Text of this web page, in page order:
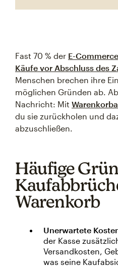
Fast 70 % der E-Commerce
Käufe vor Abschluss des
Menschen brechen ihre
möglichen Gründen ab.
Nachricht: Mit
du sie zurückholen und
abzuschließen.
Häufige
Warenkorb
Unerwartete
der Kasse
Versandkosten,
was seine